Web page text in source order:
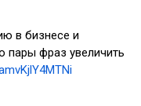
в бизнесе и
пары фраз увеличить